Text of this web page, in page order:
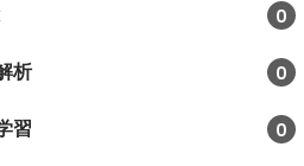
0
析 0
習 0